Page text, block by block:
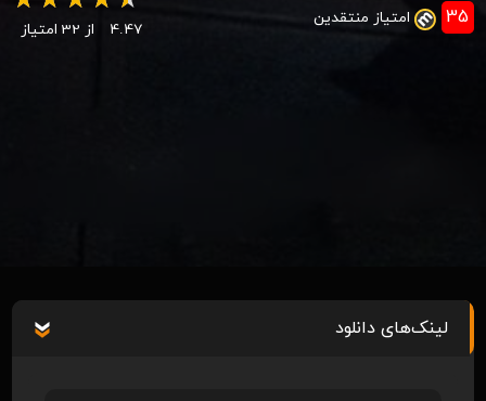
35 امتیاز منتقدین
4.47 از 32 امتیاز
لینک‌های دانلود